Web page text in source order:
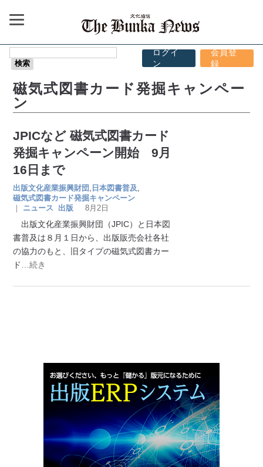
ログイ
ン
会員登
録
磁気式図書カード発掘キャンペー
ン
JPICなど 磁気式図書カード
発掘キャンペーン開始 9月
16日まで
出版文化産業振興財団 日本図書普及
磁気式図書カード発掘キャンペーン
｜
ニュース 出版 8月2日
出版文化産業振興財団（JPIC）と日本図
書普及は８月１日から、出版販売会社各社
の協力のもと、旧タイプの磁気式図書カー
ド
…続き